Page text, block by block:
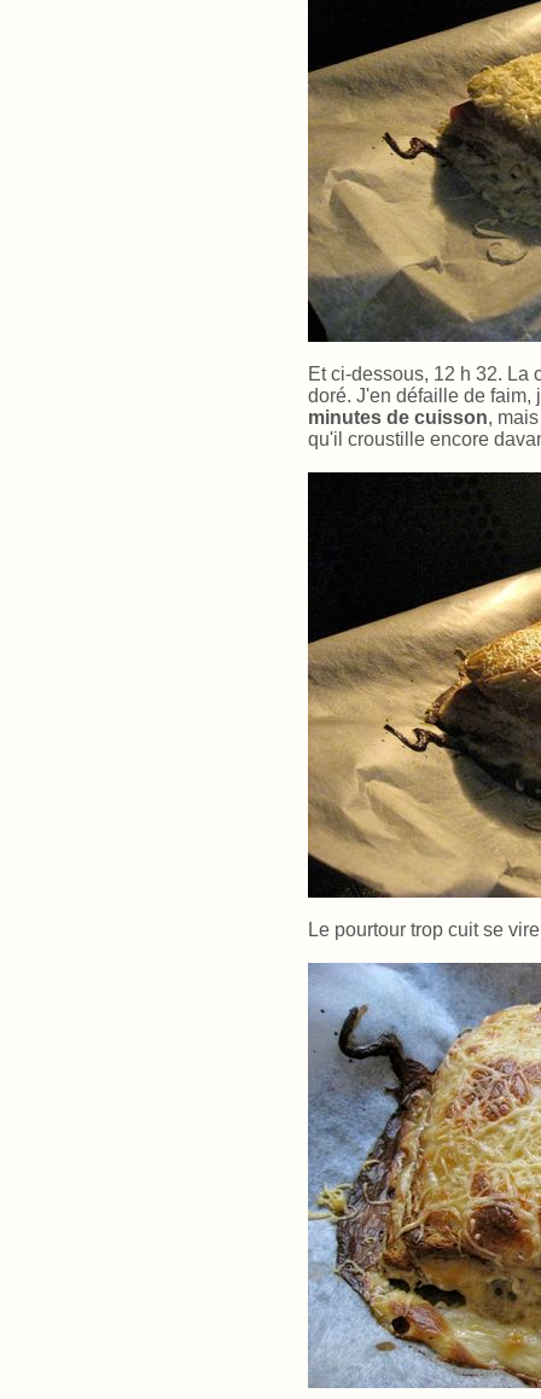
Et ci-dessous, 12 h 32. La
doré. J'en défaille de
minutes de cuisson,
qu'il croustille encore
Le pourtour trop cuit se